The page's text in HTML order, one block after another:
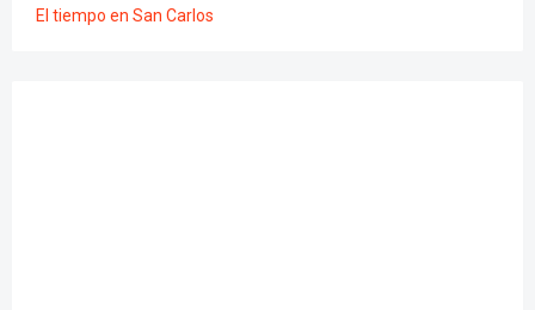
El tiempo en San Carlos